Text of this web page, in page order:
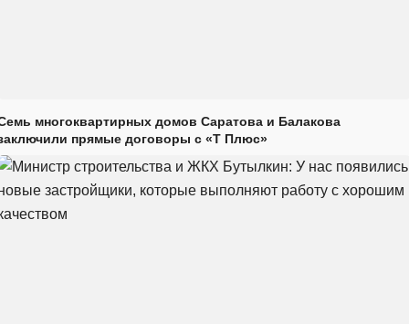
многоквартирных домов Саратова и Балакова
прямые договоры с «Т Плюс»